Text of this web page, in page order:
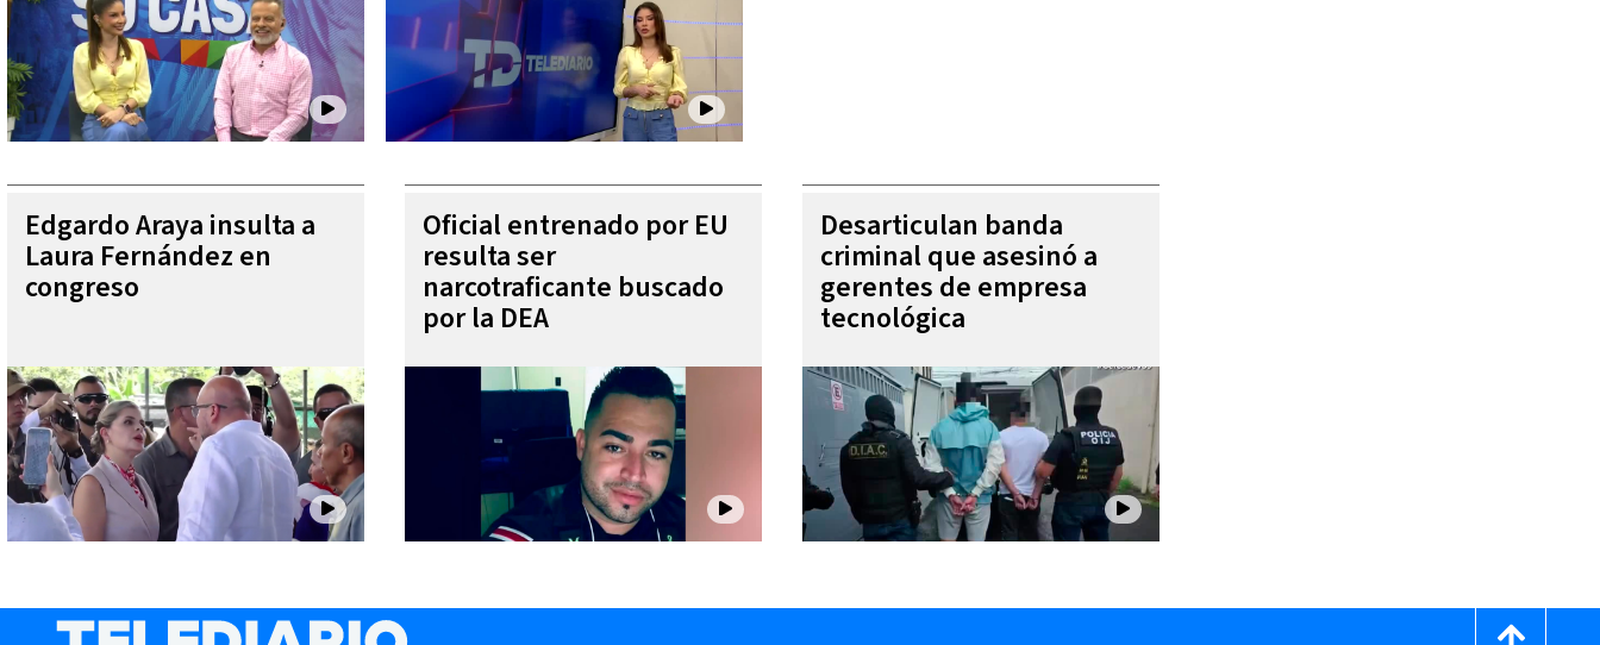
Edgardo Araya insulta a
Laura Fernández en
congreso
Oficial entrenado por EU
resulta ser
narcotraficante buscado
por la DEA
Desarticulan banda
criminal que asesinó a
gerentes de empresa
tecnológica